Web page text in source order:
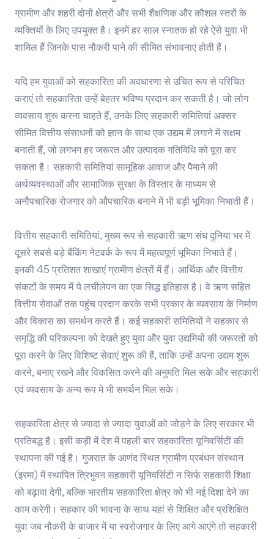
ग्रामीण और शहरी दोनों क्षेत्रों और सभी शैक्षणिक और कौशल स्तरों के
व्यक्तियों के लिए उपयुक्त है। इनमें हर साल स्नातक हो रहे ऐसे युवा भी
शामिल हैं जिनके पास नौकरी पाने की सीमित संभावनाएं होती हैं।
यदि हम युवाओं को सहकारिता की अवधारणा से उचित रूप से परिचित
कराएं तो सहकारिता उन्हें बेहतर भविष्य प्रदान कर सकती है। जो लोग
व्यवसाय शुरू करना चाहते हैं, उनके लिए सहकारी समितियां अक्सर
सीमित वित्तीय संसाधनों को ज्ञान के साथ एक उद्यम में लगाने में सक्षम
बनाती हैं, जो लगभग हर जरूरत और उत्पादक गतिविधि को पूरा कर
सकता है। सहकारी समितियां सामूहिक आवाज और पैमाने की
अर्थव्यवस्थाओं और सामाजिक सुरक्षा के विस्तार के माध्यम से
अनौपचारिक रोजगार को औपचारिक बनाने में भी बड़ी भूमिका निभाती हैं।
वित्तीय सहकारी समितियां, मुख्य रूप से सहकारी ऋण संघ दुनिया भर में
दूसरे सबसे बड़े बैंकिंग नेटवर्क के रूप में महत्वपूर्ण भूमिका निभाते हैं।
इनकी 45 प्रतिशत शाखाएं ग्रामीण क्षेत्रों में हैं। आर्थिक और वित्तीय
संकटों के समय में ये लचीलेपन का एक सिद्ध इतिहास है। वे ऋण सहित
वित्तीय सेवाओं तक पहुंच प्रदान करके सभी प्रकार के व्यवसाय के निर्माण
और विकास का समर्थन करते हैं। कई सहकारी समितियों ने सहकार से
समृद्धि की परिकल्पना को देखते हुए युवा और युवा उद्यमियों की जरूरतों को
पूरा करने के लिए विशिष्ट सेवाएं शुरू की हैं, ताकि उन्हें अपना उद्यम शुरू
करने, बनाए रखने और विकसित करने की अनुमति मिल सके और सहकारी
एवं व्यवसाय के अन्य रूप मे भी समर्थन मिल सके।
सहकारिता क्षेत्र से ज्यादा से ज्यादा युवाओं को जोड़ने के लिए सरकार भी
प्रतिबद्ध है। इसी कड़ी में देश में पहली बार सहकारिता यूनिवर्सिटी की
स्थापना की गई है। गुजरात के आणंद स्थित ग्रामीण प्रबंधन संस्थान
(इरमा) में स्थापित त्रिभुवन सहकारी यूनिवर्सिटी न सिर्फ सहकारी शिक्षा
को बढ़ावा देगी, बल्कि भारतीय सहकारिता क्षेत्र को भी नई दिशा देने का
काम करेगी। सहकार की भावना के साथ यहां से शिक्षित और प्रशिक्षित
युवा जब नौकरी के बाजार में या स्वरोजगार के लिए आगे आएंगे तो सहकारी